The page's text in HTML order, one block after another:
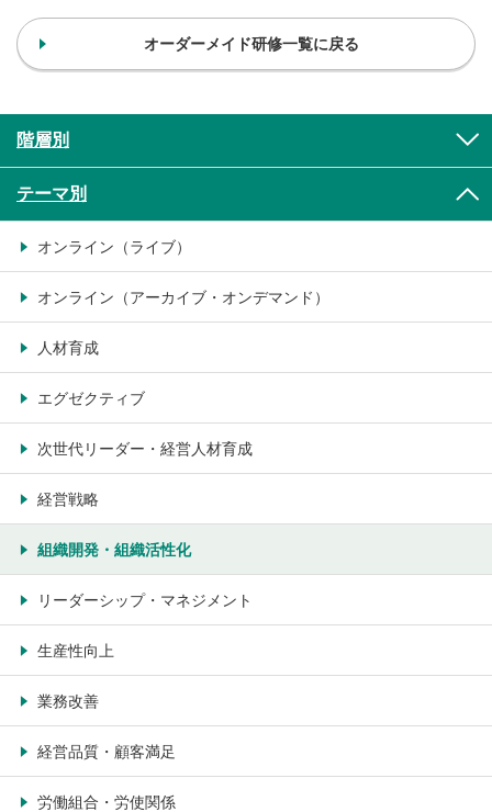
オーダーメイド研修一覧に戻る
階層別
テーマ別
オンライン（ライブ）
オンライン（アーカイブ・オンデマンド）
人材育成
エグゼクティブ
次世代リーダー・経営人材育成
経営戦略
組織開発・組織活性化
リーダーシップ・マネジメント
生産性向上
業務改善
経営品質・顧客満足
労働組合・労使関係